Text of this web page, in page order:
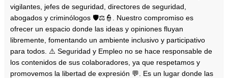
vigilantes, jefes de seguridad, directores de seguridad,
abogados y criminólogos 🛡️⚖️👮. Nuestro compromiso es
ofrecer un espacio donde las ideas y opiniones fluyan
libremente, fomentando un ambiente inclusivo y participativo
para todos. ⚠️ Seguridad y Empleo no se hace responsable de
los contenidos de sus colaboradores, ya que respetamos y
promovemos la libertad de expresión 💬. Es un lugar donde las